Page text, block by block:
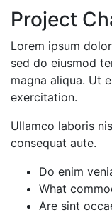
Project
Lorem ipsum
sed do eiusmod
magna aliqua. Ut
exercitation.
Ullamco laboris
consequat aute.
Do enim
What
Are sint